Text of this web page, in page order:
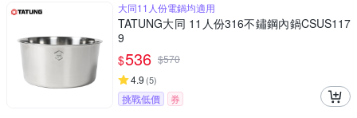
大同11人份電鍋均適用
TATUNG大同 11人份316不鏽鋼內鍋CSUS117
9
$536 $570
4.9 (5)
挑戰低價
券